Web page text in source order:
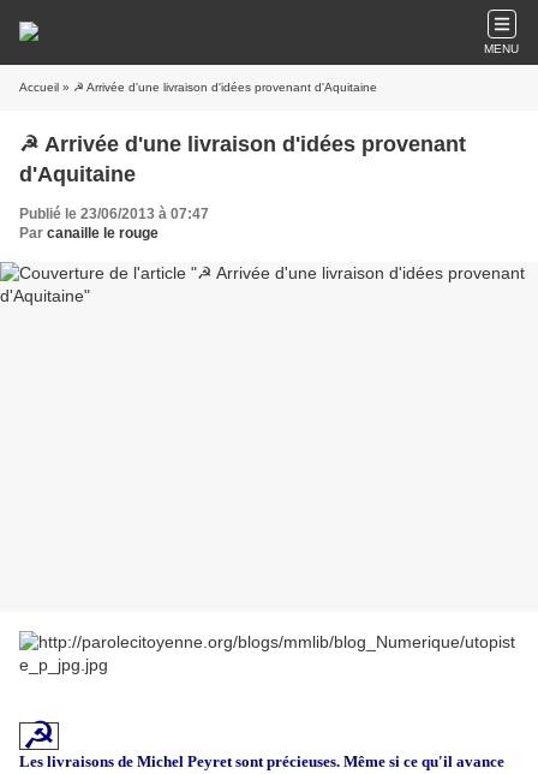
MENU
Accueil » ☭ Arrivée d'une livraison d'idées provenant d'Aquitaine
☭ Arrivée d'une livraison d'idées provenant
d'Aquitaine
Publié le 23/06/2013 à 07:47
Par canaille le rouge
☭
Les livraisons de Michel Peyret sont précieuses. Même si ce qu'il avance